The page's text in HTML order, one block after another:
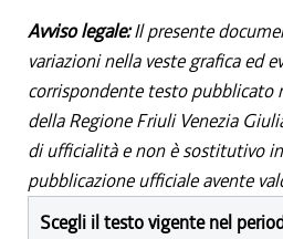
Avviso legale:Il presente
variazioni nella veste grafica ed
corrispondente testo pubblicato
della Regione Friuli Venezia
di ufficialità e non è sostitutivo
pubblicazione ufficiale avente
Scegli il testo vigente nel